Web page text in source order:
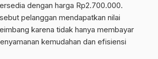
dengan harga Rp2.700.000.
pelanggan mendapatkan nilai
karena tidak hanya membayar
kemudahan dan efisiensi